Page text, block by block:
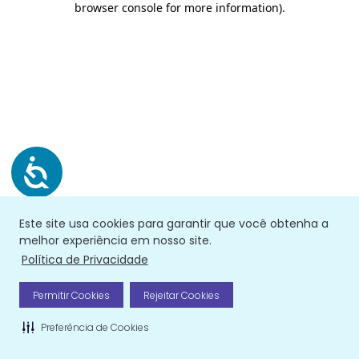
Este site usa cookies para garantir que você obtenha a
melhor experiência em nosso site.
Política de Privacidade
Permitir Cookies Rejeitar Cookies
Preferência de Cookies
browser console for more information).